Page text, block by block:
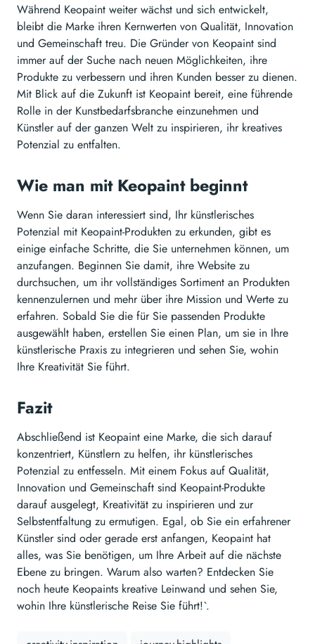
Während Keopaint weiter wächst und sich entwickelt,
bleibt die Marke ihren Kernwerten von Qualität, Innovation
und Gemeinschaft treu. Die Gründer von Keopaint sind
immer auf der Suche nach neuen Möglichkeiten, ihre
Produkte zu verbessern und ihren Kunden besser zu dienen.
Mit Blick auf die Zukunft ist Keopaint bereit, eine führende
Rolle in der Kunstbedarfsbranche einzunehmen und
Künstler auf der ganzen Welt zu inspirieren, ihr kreatives
Potenzial zu entfalten.
Wie man mit Keopaint beginnt
Wenn Sie daran interessiert sind, Ihr künstlerisches
Potenzial mit Keopaint-Produkten zu erkunden, gibt es
einige einfache Schritte, die Sie unternehmen können, um
anzufangen. Beginnen Sie damit, ihre Website zu
durchsuchen, um ihr vollständiges Sortiment an Produkten
kennenzulernen und mehr über ihre Mission und Werte zu
erfahren. Sobald Sie die für Sie passenden Produkte
ausgewählt haben, erstellen Sie einen Plan, um sie in Ihre
künstlerische Praxis zu integrieren und sehen Sie, wohin
Ihre Kreativität Sie führt.
Fazit
Abschließend ist Keopaint eine Marke, die sich darauf
konzentriert, Künstlern zu helfen, ihr künstlerisches
Potenzial zu entfesseln. Mit einem Fokus auf Qualität,
Innovation und Gemeinschaft sind Keopaint-Produkte
darauf ausgelegt, Kreativität zu inspirieren und zur
Selbstentfaltung zu ermutigen. Egal, ob Sie ein erfahrener
Künstler sind oder gerade erst anfangen, Keopaint hat
alles, was Sie benötigen, um Ihre Arbeit auf die nächste
Ebene zu bringen. Warum also warten? Entdecken Sie
noch heute Keopaints kreative Leinwand und sehen Sie,
wohin Ihre künstlerische Reise Sie führt!`.